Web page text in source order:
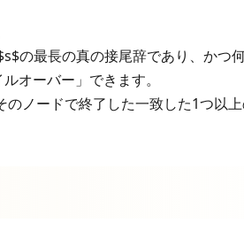
の最長の真の接尾辞であり、かつ
オーバー」できます。
ノードで終了した一致した1つ以